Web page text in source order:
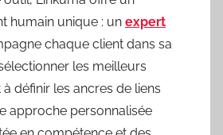
humain unique : un expert
chaque client dans sa
les meilleurs
définir les ancres de liens
approche personnalisée